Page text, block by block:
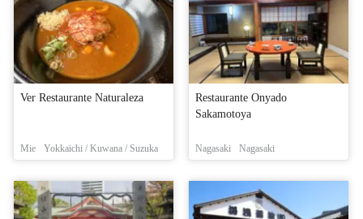
Ver Restaurante Naturaleza
Mie Yokkaichi / Kuwana / Suzuka
Restaurante Onyado
Sakamotoya
Nagasaki Nagasaki